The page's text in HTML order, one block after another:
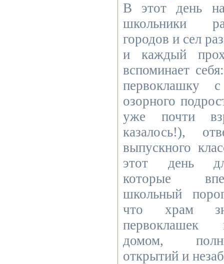
В этот день
школьники
городов и сел
и каждый
вспоминает
первоклашку
озорного
уже почти
казалось!),
выпускного
этот день
которые
школьный
что храм
первоклашек
домом,
открытий и